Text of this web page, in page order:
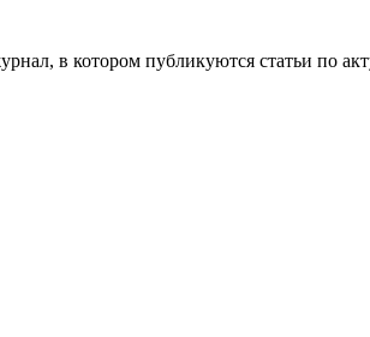
в котором публикуются статьи по